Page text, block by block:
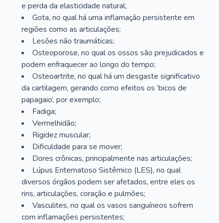
e perda da elasticidade natural;
Gota, no qual há uma inflamação persistente em
regiões como as articulações;
Lesões não traumáticas;
Osteoporose, no qual os ossos são prejudicados e
podem enfraquecer ao longo do tempo;
Osteoartrite, no qual há um desgaste significativo
da cartilagem, gerando como efeitos os ‘bicos de
papagaio’, por exemplo;
Fadiga;
Vermelhidão;
Rigidez muscular;
Dificuldade para se mover;
Dores crônicas, principalmente nas articulações;
Lúpus Eritematoso Sistêmico (LES), no qual
diversos órgãos podem ser afetados, entre eles os
rins, articulações, coração e pulmões;
Vasculites, no qual os vasos sanguíneos sofrem
com inflamações persistentes;